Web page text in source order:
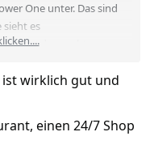
One unter. Das sind
sieht es
man das nachts
Frage was ist so das
ist wirklich gut und
einen 24/7 Shop